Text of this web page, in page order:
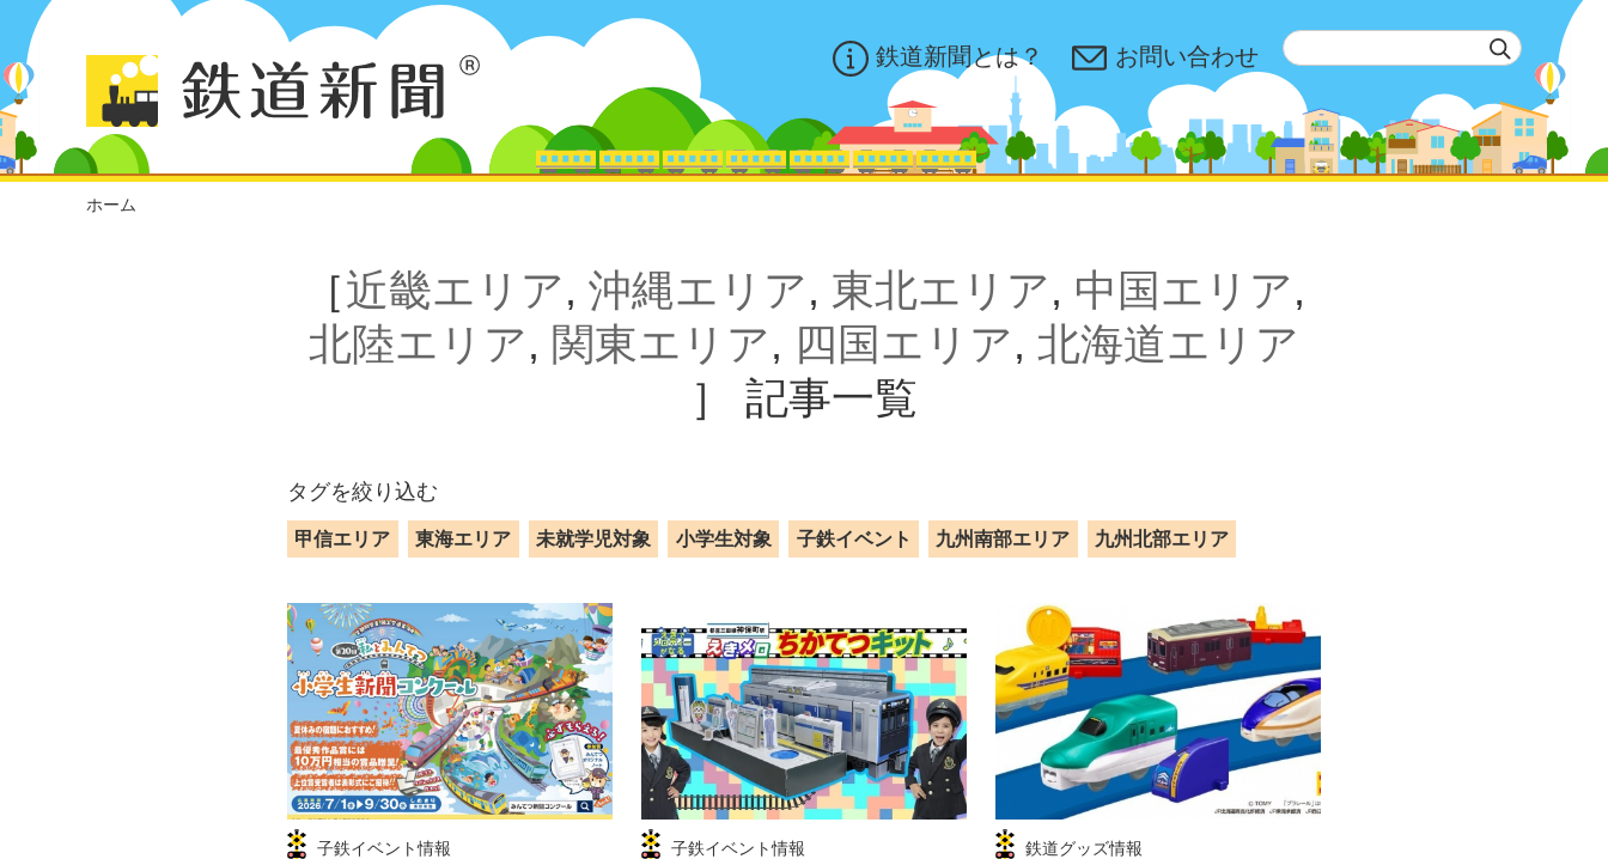
鉄道新聞とは？ お問い合わせ
ホーム
［近畿エリア, 沖縄エリア, 東北エリア, 中国エリア,
北陸エリア, 関東エリア, 四国エリア, 北海道エリア
］ 記事一覧
タグを絞り込む
甲信エリア 東海エリア 未就学児対象 小学生対象 子鉄イベント 九州南部エリア 九州北部エリア
子鉄イベント情報 子鉄イベント情報 鉄道グッズ情報